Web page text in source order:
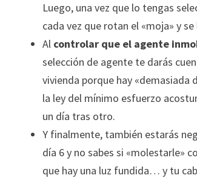
Luego, una vez que lo tengas
cada vez que rotan el «moja» y
Al controlar que el agente
selección de agente te darás
vivienda porque hay «demasiada
la ley del mínimo esfuerzo
un día tras otro.
Y finalmente, también estarás
día 6 y no sabes si «molestarle»
que hay una luz fundida… y tu
posibilidad de
ver contenido y
ofertas